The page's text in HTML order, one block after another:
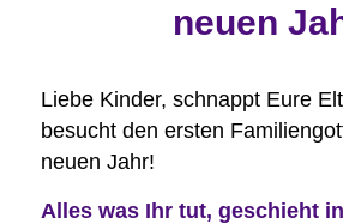
neuen
Liebe Kinder, schnappt Eure
besucht den ersten
neuen Jahr!
Alles was Ihr tut, geschieht